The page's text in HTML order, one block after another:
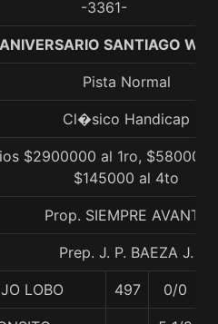
-3361-
SANTIAGO
Pista Normal
Cl�sico Handicap
$2900000 al 1ro,
$145000 al 4to
Prop. SIEMPRE AVANTE
Prep. J. P. BAEZA J.
LOBO 497 0/0